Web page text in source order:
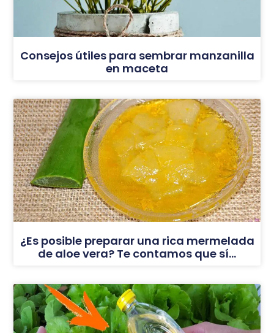
Consejos útiles para sembrar manzanilla
en maceta
¿Es posible preparar una rica mermelada
de aloe vera? Te contamos que sí…